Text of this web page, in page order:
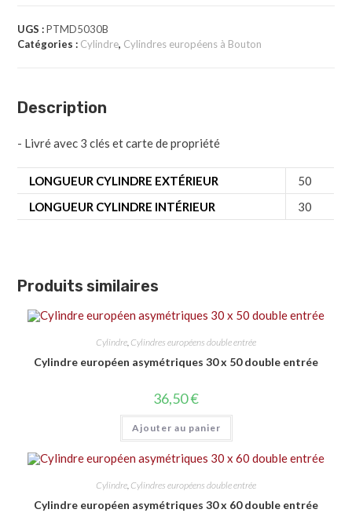
UGS :PTMD5030B
Catégories : Cylindre, Cylindres européens à Bouton
Description
- Livré avec 3 clés et carte de propriété
LONGUEUR CYLINDRE EXTÉRIEUR
50
LONGUEUR CYLINDRE INTÉRIEUR
30
Produits similaires
Cylindre, Cylindres européens double entrée
Cylindre européen asymétriques 30 x 50 double entrée
36,50€
Ajouter au panier
Cylindre, Cylindres européens double entrée
Cylindre européen asymétriques 30 x 60 double entrée